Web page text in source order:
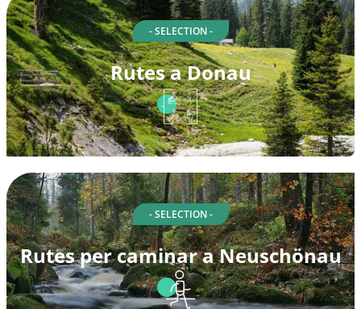
- SELECTION -
Rutes a Donau
- SELECTION -
Rutes per caminar a Neuschönau